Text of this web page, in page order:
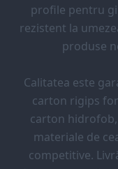
profile pentru
rezistent la
produse
Calitatea este
carton rigips
carton
materiale de
competitive.